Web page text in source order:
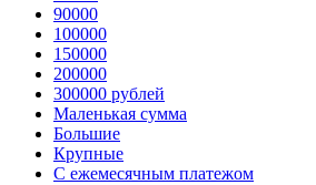
90000
100000
150000
200000
300000 рублей
Маленькая сумма
Большие
Крупные
С ежемесячным платежом